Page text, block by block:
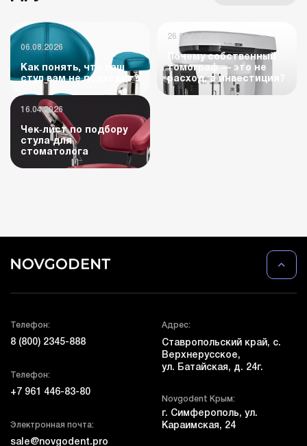
06.08.2026
Как понять, что ваш
стул вам не подходит?
26.06.2026
Почему собственный
томограф — это не
расход, а инвестиция?
16.04.2026
Чек‑лист по подбору
стула для
стоматолога
Телефон:
8 (800) 2345-888
Телефон:
+7 961 446-83-80
Электронная почта:
sale@novgodent.pro
Адрес:
Ставропольский край, с.
Верхнерусское,
ул. Батайская, д. 24г.
Novgodent Крым:
г. Симферополь, ул.
Караимская, 24